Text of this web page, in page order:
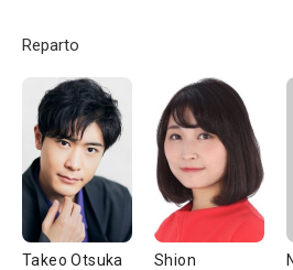
Reparto
Takeo Otsuka
Shion